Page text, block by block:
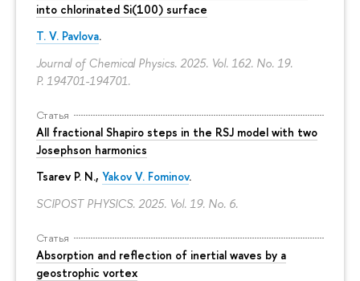
into chlorinated Si(100) surface
T. V. Pavlova.
Journal of Chemical Physics. 2025. Vol. 162. No. 19.
P. 194701-194701.
Статья
All fractional Shapiro steps in the RSJ model with two
Josephson harmonics
Tsarev P. N., Yakov V. Fominov.
SCIPOST PHYSICS. 2025. Vol. 19. No. 6.
Статья
Absorption and reflection of inertial waves by a
geostrophic vortex